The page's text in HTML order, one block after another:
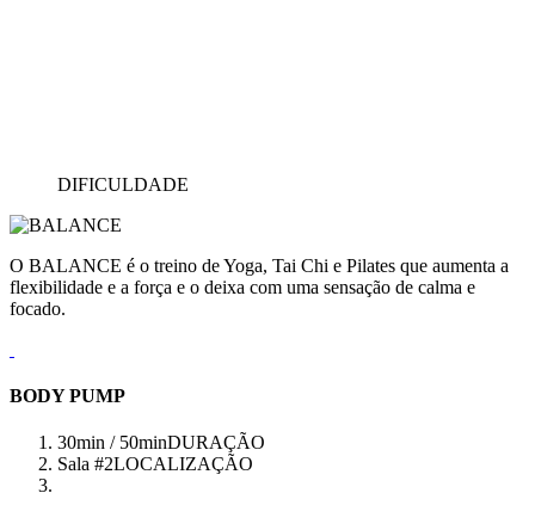
DIFICULDADE
O BALANCE é o treino de Yoga, Tai Chi e Pilates que aumenta a
flexibilidade e a força e o deixa com uma sensação de calma e
focado.
BODY PUMP
30min / 50minDURAÇÃO
Sala #2LOCALIZAÇÃO